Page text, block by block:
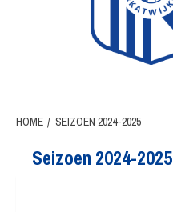
HOME SEIZOEN 2024-2025
Seizoen 2024-2025